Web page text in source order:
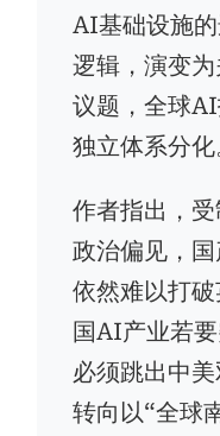
AI基础设施
逻辑，演变
议题，全球
独立体系分化
作者指出，
政治偏见，
依然难以打
国AI产业若
必须跳出中
转向以“全球